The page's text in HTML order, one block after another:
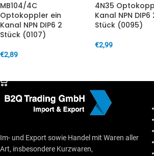
MB104/4C
Optokoppler ein
Kanal NPN DIP6 2
Stück (0107)
€2,89
4N35
Kanal NPN DIP6
Stück (0095)
€2,99
Im- und Export sowie Handel mit Waren aller
Art, insbesondere Kurzwaren,